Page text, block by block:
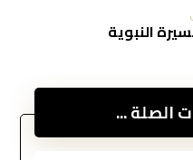
النبوية
الصلة ...